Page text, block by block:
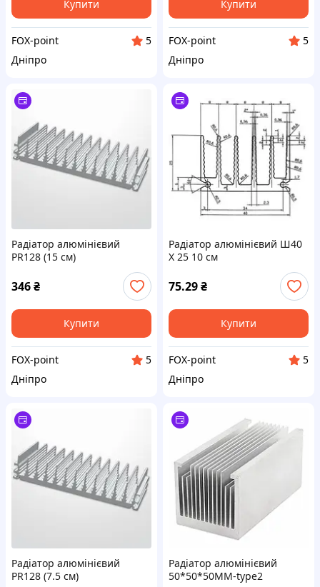
Купити
FOX-point
5
Дніпро
Купити
FOX-point
5
Дніпро
Радіатор алюмінієвий
PR128 (15 см)
346₴
Купити
FOX-point
5
Дніпро
Радіатор алюмінієвий Ш40
Х 25 10 см
75.29₴
Купити
FOX-point
5
Дніпро
Радіатор алюмінієвий
PR128 (7.5 см)
Радіатор алюмінієвий
50*50*50MM-type2